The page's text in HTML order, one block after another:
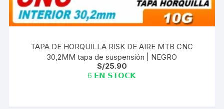
TAPA DE HORQUILLA RISK DE AIRE MTB CNC
30,2MM tapa de suspensión | NEGRO
S/25.90
6 𝗘𝗡 𝗦𝗧𝗢𝗖𝗞